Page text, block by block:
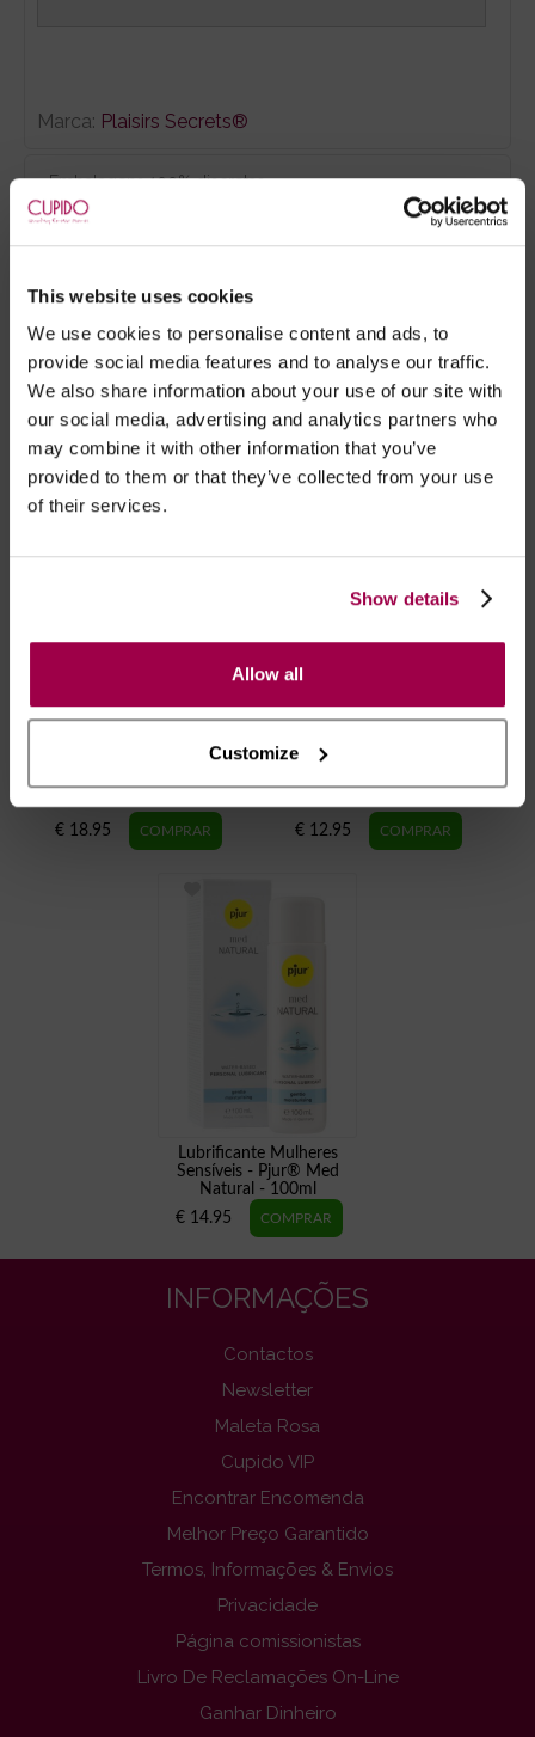
This website uses cookies
We use cookies to personalise content and ads, to
provide social media features and to analyse our traffic.
We also share information about your use of our site with
our social media, advertising and analytics partners who
may combine it with other information that you’ve
provided to them or that they’ve collected from your use
of their services.
Show details
Allow all
Customize
Marca: Plaisirs Secrets®
- Embalagens 100% discretas
- *Entrega em 24 horas para pedidos antes das 16:00 h.
Após as 16:00 h, a sua encomenda será entregue em 48
artigos em stock. Portes gratis depende do país de envio.
Possibilidade de atraso em épocas festivas.
RECOMENDAMOS
Reparador - Pjur® 100ml
€ 18.95
Lubrificante Mulher à
Base de Água - Pjur
Woman 100ml
€ 12.95
Lubrificante Mulheres
Sensíveis - Pjur® Med
Natural - 100ml
€ 14.95
INFORMAÇÕES
Contactos
Newsletter
Maleta Rosa
Cupido VIP
Encontrar Encomenda
Melhor Preço Garantido
Termos, Informações & Envios
Privacidade
Página comissionistas
Livro De Reclamações On-Line
Ganhar Dinheiro